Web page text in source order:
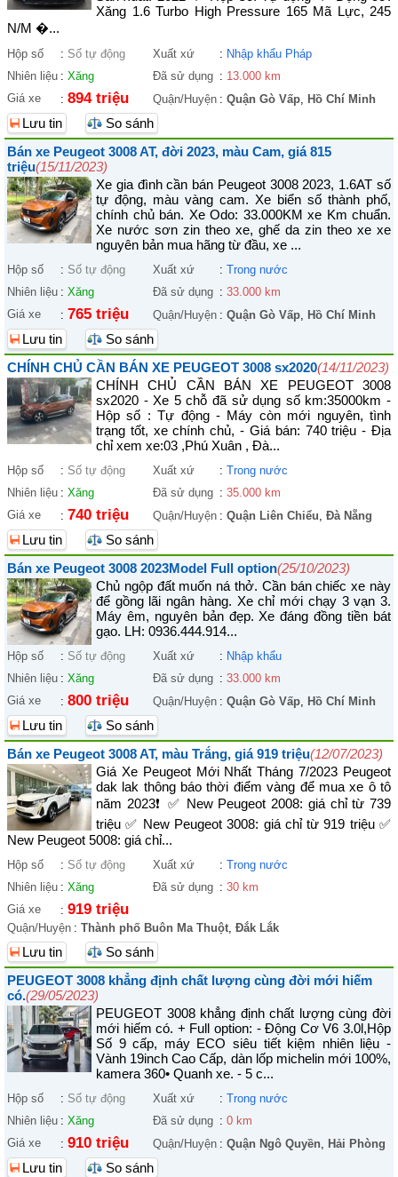
Xăng 1.6 Turbo High Pressure 165 Mã Lực, 245
N/M �...
Hộp số : Số tự động Xuất xứ : Nhập khẩu Pháp
Nhiên liệu : Xăng Đã sử dụng : 13.000 km
Giá xe
: 894 triệu Quận/Huyện : Quận Gò Vấp, Hồ Chí Minh
Lưu tin
So sánh
Bán xe Peugeot 3008 AT, đời 2023, màu Cam, giá 815
triệu(15/11/2023)
Xe gia đình cần bán Peugeot 3008 2023, 1.6AT số
tự động, màu vàng cam. Xe biển số thành phố,
chính chủ bán. Xe Odo: 33.000KM xe Km chuẩn.
Xe nước sơn zin theo xe, ghế da zin theo xe xe
nguyên bản mua hãng từ đầu, xe ...
Hộp số : Số tự động Xuất xứ : Trong nước
Nhiên liệu : Xăng Đã sử dụng : 33.000 km
Giá xe
: 765 triệu Quận/Huyện : Quận Gò Vấp, Hồ Chí Minh
Lưu tin
So sánh
CHÍNH CHỦ CẦN BÁN XE PEUGEOT 3008 sx2020(14/11/2023)
CHÍNH CHỦ CẦN BÁN XE PEUGEOT 3008
sx2020 - Xe 5 chỗ đã sử dụng số km:35000km -
Hộp số : Tự động - Máy còn mới nguyên, tình
trạng tốt, xe chính chủ, - Giá bán: 740 triệu - Địa
chỉ xem xe:03 ,Phú Xuân , Đà...
Hộp số : Số tự động Xuất xứ : Trong nước
Nhiên liệu : Xăng Đã sử dụng : 35.000 km
Giá xe
: 740 triệu Quận/Huyện : Quận Liên Chiểu, Đà Nẵng
Lưu tin
So sánh
Bán xe Peugeot 3008 2023Model Full option(25/10/2023)
Chủ ngộp đất muốn ná thở. Cần bán chiếc xe này
để gồng lãi ngân hàng. Xe chỉ mới chạy 3 vạn 3.
Máy êm, nguyên bản đẹp. Xe đáng đồng tiền bát
gạo. LH: 0936.444.914...
Hộp số : Số tự động Xuất xứ : Nhập khẩu
Nhiên liệu : Xăng Đã sử dụng : 33.000 km
Giá xe
: 800 triệu Quận/Huyện : Quận Gò Vấp, Hồ Chí Minh
Lưu tin
So sánh
Bán xe Peugeot 3008 AT, màu Trắng, giá 919 triệu(12/07/2023)
Giá Xe Peugeot Mới Nhất Tháng 7/2023 Peugeot
dak lak thông báo thời điểm vàng để mua xe ô tô
năm 2023❗️ ✅ New Peugeot 2008: giá chỉ từ 739
triệu ✅ New Peugeot 3008: giá chỉ từ 919 triệu ✅
New Peugeot 5008: giá chỉ...
Hộp số : Số tự động Xuất xứ : Trong nước
Nhiên liệu : Xăng Đã sử dụng : 30 km
Giá xe
: 919 triệu
Quận/Huyện : Thành phố Buôn Ma Thuột, Đắk Lắk
Lưu tin
So sánh
PEUGEOT 3008 khẳng định chất lượng cùng đời mới hiếm
có.(29/05/2023)
PEUGEOT 3008 khẳng định chất lượng cùng đời
mới hiếm có. + Full option: - Động Cơ V6 3.0l,Hộp
Số 9 cấp, máy ECO siêu tiết kiệm nhiên liệu -
Vành 19inch Cao Cấp, dàn lốp michelin mới 100%,
kamera 360• Quanh xe. - 5 c...
Hộp số : Số tự động Xuất xứ : Trong nước
Nhiên liệu : Xăng Đã sử dụng : 0 km
Giá xe
: 910 triệu Quận/Huyện : Quận Ngô Quyền, Hải Phòng
Lưu tin
So sánh